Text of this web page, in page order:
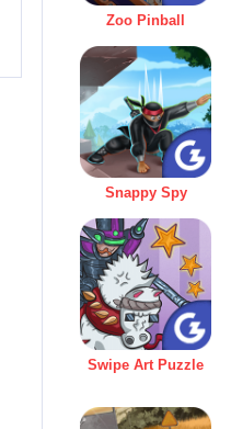
Zoo Pinball
Snappy Spy
Swipe Art Puzzle